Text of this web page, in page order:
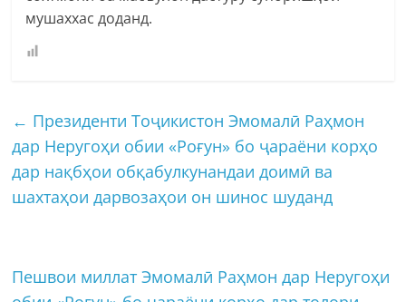
мушаххас доданд.
← Президенти Тоҷикистон Эмомалӣ Раҳмон
дар Неругоҳи обии «Роғун» бо ҷараёни корҳо
дар нақбҳои обқабулкунандаи доимӣ ва
шахтаҳои дарвозаҳои он шинос шуданд
Пешвои миллат Эмомалӣ Раҳмон дар Неругоҳи